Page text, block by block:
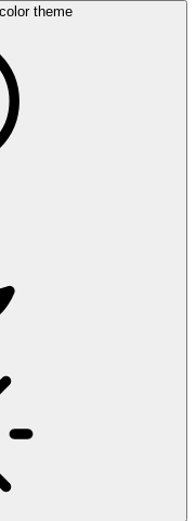
theme